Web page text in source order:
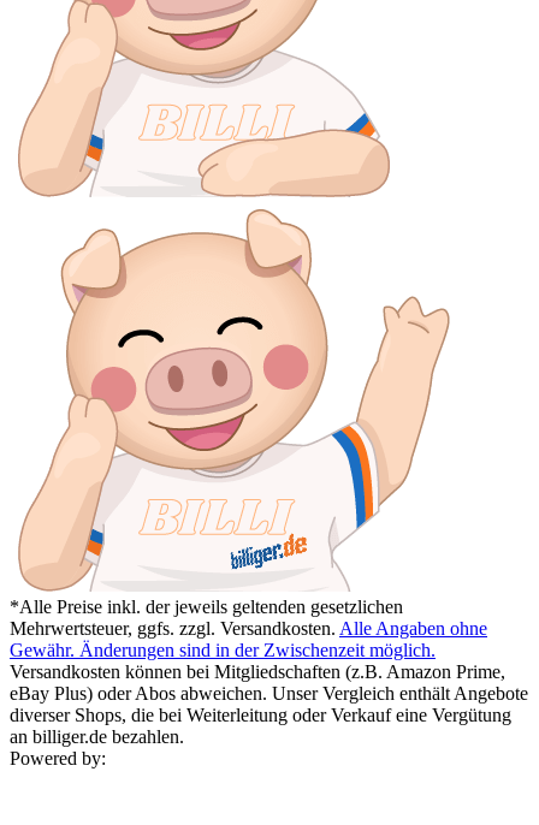
*Alle Preise inkl. der jeweils geltenden gesetzlichen
Mehrwertsteuer, ggfs. zzgl. Versandkosten. Alle Angaben ohne
Gewähr. Änderungen sind in der Zwischenzeit möglich.
Versandkosten können bei Mitgliedschaften (z.B. Amazon Prime,
eBay Plus) oder Abos abweichen. Unser Vergleich enthält Angebote
diverser Shops, die bei Weiterleitung oder Verkauf eine Vergütung
an billiger.de bezahlen.
Powered by: